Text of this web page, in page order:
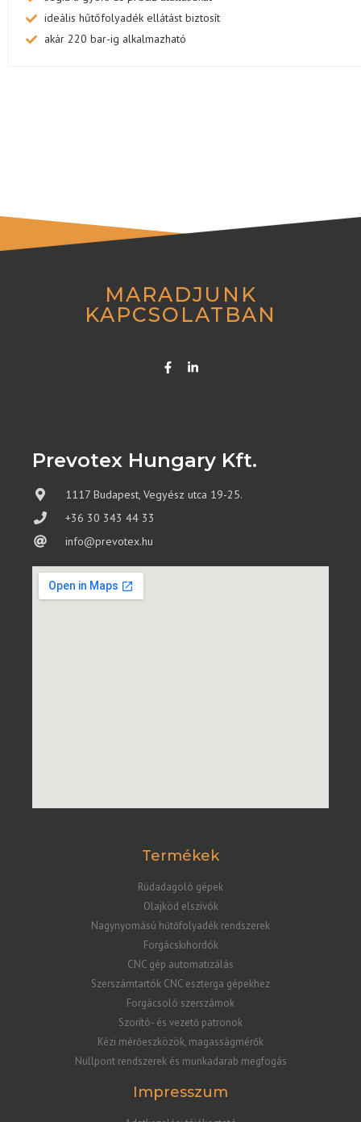
ideális hűtőfolyadék ellátást biztosít
akár 220 bar-ig alkalmazható
MARADJUNK
KAPCSOLATBAN
Prevotex Hungary Kft.
1117 Budapest, Vegyész utca 19-25.
+36 30 343 44 33
info@prevotex.hu
Termékek
Rúdadagoló gépek
Olajköd elszívók
Nagynyomású hűtőfolyadék rendszerek
Forgácskihordók
CNC gép automatizálás
Szerszámtartók CNC eszterga gépekhez
Forgácsoló szerszámok
Szorító- és vezető patronok
Kézi mérőeszközök, magasságmérők
Nullpont rendszerek és munkadarab megfogás
Impresszum